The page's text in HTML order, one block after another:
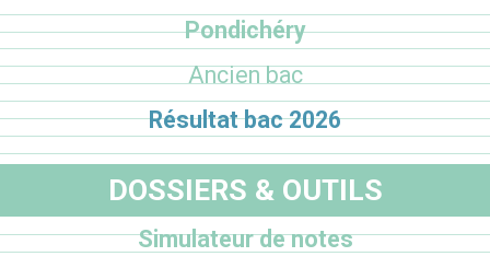
Pondichéry
Ancien bac
Résultat bac 2026
DOSSIERS & OUTILS
Simulateur de notes